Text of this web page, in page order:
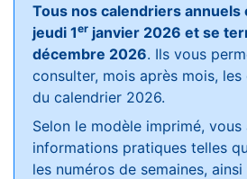
Tous nos calendriers annuels
jeudi 1er janvier 2026 et se
décembre 2026. Ils vous
consulter, mois après mois,
du calendrier 2026.
Selon le modèle imprimé,
informations pratiques telles
les numéros de semaines,